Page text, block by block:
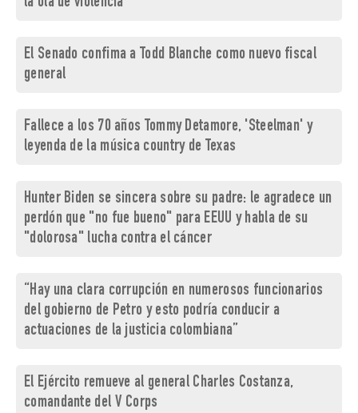
El Senado confima a Todd Blanche como nuevo fiscal
general
Fallece a los 70 años Tommy Detamore, 'Steelman' y
leyenda de la música country de Texas
Hunter Biden se sincera sobre su padre: le agradece un
perdón que "no fue bueno" para EEUU y habla de su
"dolorosa" lucha contra el cáncer
“Hay una clara corrupción en numerosos funcionarios
del gobierno de Petro y esto podría conducir a
actuaciones de la justicia colombiana”
El Ejército remueve al general Charles Costanza,
comandante del V Corps